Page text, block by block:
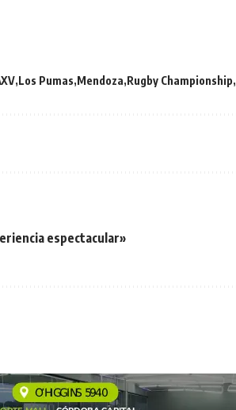
Los Pumas Mendoza Rugby Championship
espectacular»